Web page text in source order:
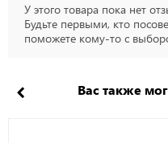
У этого товара пока нет
Будьте первыми, кто
поможете кому-то с
Вас также